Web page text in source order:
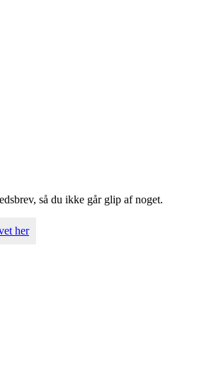
så du ikke går glip af noget.
her